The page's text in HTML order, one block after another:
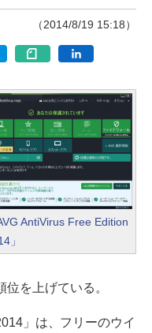
（2014/8/19 15:18）
AntiVirus Free Edition
」
を上げている。
」は、フリーのウイ